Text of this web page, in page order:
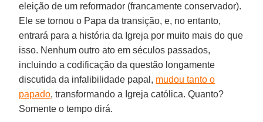
eleição de um reformador (francamente conservador).
Ele se tornou o Papa da transição, e, no entanto,
entrará para a história da Igreja por muito mais do que
isso. Nenhum outro ato em séculos passados,
incluindo a codificação da questão longamente
discutida da infalibilidade papal, mudou tanto o
papado, transformando a Igreja católica. Quanto?
Somente o tempo dirá.